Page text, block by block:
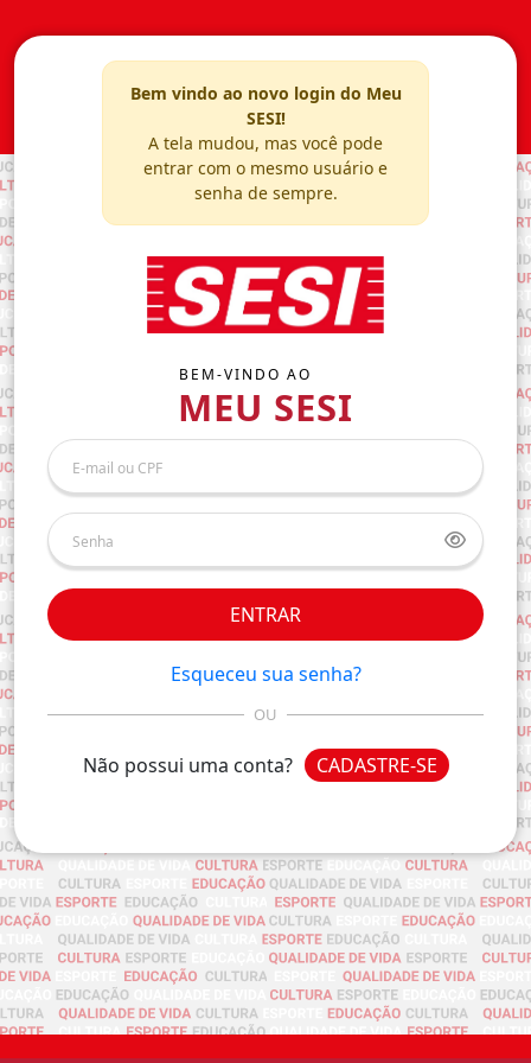
Bem vindo ao novo login do Meu
SESI!
A tela mudou, mas você pode
entrar com o mesmo usuário e
senha de sempre.
BEM-VINDO AO
MEU SESI
ENTRAR
Esqueceu sua senha?
OU
Não possui uma conta? CADASTRE-SE